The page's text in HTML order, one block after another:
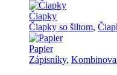
Čiapky
Čiapky so šiltom,
Papier
Zápisníky,